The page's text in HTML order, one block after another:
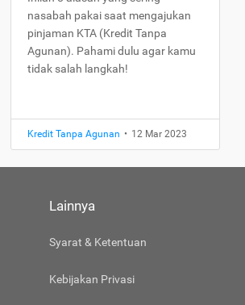
nasabah pakai saat mengajukan
pinjaman KTA (Kredit Tanpa
Agunan). Pahami dulu agar kamu
tidak salah langkah!
Kredit Tanpa Agunan • 12 Mar 2023
Lainnya
Syarat & Ketentuan
Kebijakan Privasi